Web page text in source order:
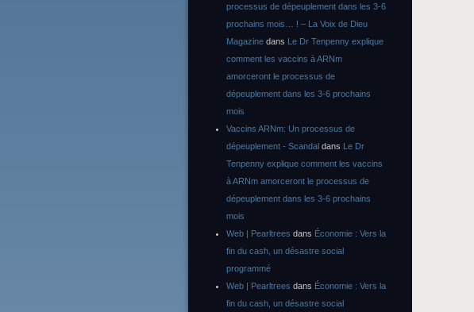
processus de dépeuplement dans les 3-6
prochains mois… ! – La Voix de Dieu
Magazine dans Le Dr Tenpenny explique
comment les vaccins à ARNm
amorceront le processus de
dépeuplement dans les 3-6 prochains
mois
Vaccins ARNm: Un processus de
dépeuplement - Scandal dans Le Dr
Tenpenny explique comment les vaccins
à ARNm amorceront le processus de
dépeuplement dans les 3-6 prochains
mois
Web | Pearltrees dans Économie : Vers la
fin du cash, un désastre social
programmé
Web | Pearltrees dans Économie : Vers la
fin du cash, un désastre social